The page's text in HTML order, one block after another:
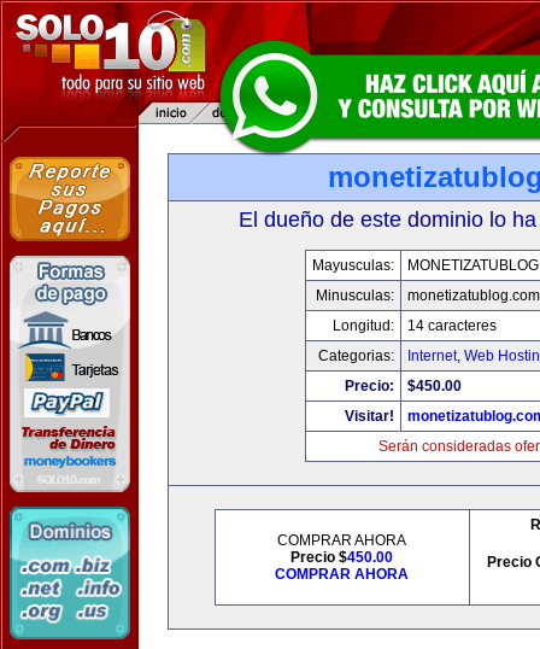
El dueño de este dominio lo
Mayusculas:
Minusculas:
monetizatublog.com
Longitud:
14 caracteres
Categorias:
Internet, Web
Precio:
$450.00
Visitar!
Serán consideradas
COMPRAR AHORA
Precio $450.00
COMPRAR AHORA
Precio